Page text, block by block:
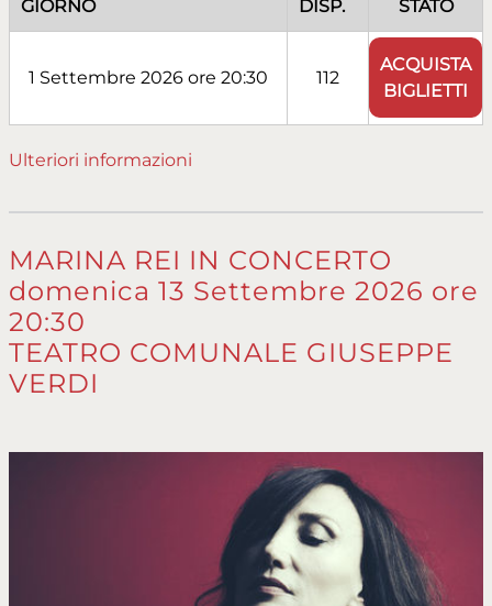
GIORNO DISP. STATO
1 Settembre 2026 ore 20:30 112
ACQUISTA
BIGLIETTI
Ulteriori informazioni
MARINA REI IN CONCERTO
domenica 13 Settembre 2026 ore
20:30
TEATRO COMUNALE GIUSEPPE
VERDI